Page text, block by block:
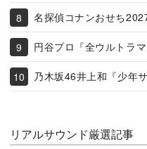
名探偵コナンおせち
円谷プロ『全ウルトラマ
乃木坂46井上和『少年
リアルサウンド厳選記事